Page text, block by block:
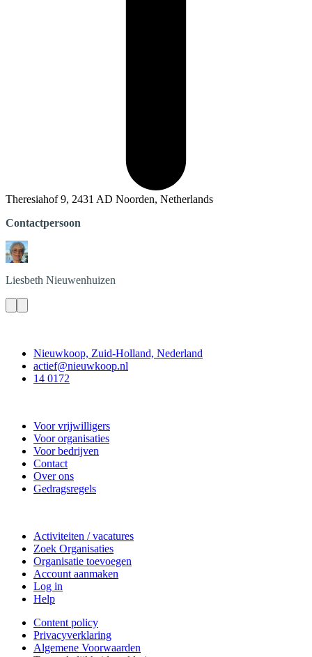
Theresiahof 9, 2431 AD Noorden, Netherlands
Contactpersoon
Liesbeth Nieuwenhuizen
Nieuwkoop, Zuid-Holland, Nederland
actief@nieuwkoop.nl
14 0172
Voor vrijwilligers
Voor organisaties
Voor bedrijven
Contact
Over ons
Gedragsregels
Activiteiten / vacatures
Zoek Organisaties
Organisatie toevoegen
Account aanmaken
Log in
Help
Content policy
Privacyverklaring
Algemene Voorwaarden